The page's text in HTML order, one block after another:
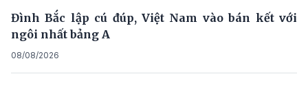
Đình Bắc lập cú đúp, Việt Nam vào bán kết với
ngôi nhất bảng A
08/08/2026